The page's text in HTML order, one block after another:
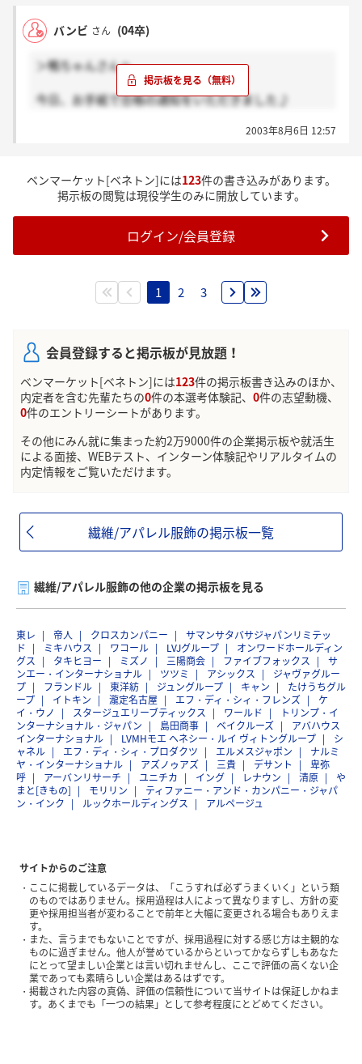
バンビ さん (04卒)
＞鴨ちゃんさんへ
今日、お手紙で合格の通知をいただきました♪
2003年8月6日 12:57
ベンマーケット[ベネトン]には123件の書き込みがあります。
掲示板の閲覧は現役学生のみに開放しています。
ログイン/会員登録
1 2 3
会員登録すると掲示板が見放題！
ベンマーケット[ベネトン]には123件の掲示板書き込みのほか、
内定者を含む先輩たちの0件の本選考体験記、 0件の志望動機、
0件のエントリーシートがあります。
その他にみん就に集まった約2万9000件の企業掲示板や就活生
による面接、WEBテスト、インターン体験記やリアルタイムの
内定情報をご覧いただけます。
繊維/アパレル服飾の掲示板一覧
繊維/アパレル服飾の他の企業の掲示板を見る
東レ 帝人 クロスカンパニー
サマンサタバサジャパンリミテッ
ド
ミキハウス ワコール LVJグループ
オンワードホールディン
グス
タキヒヨー ミズノ 三陽商会 ファイブフォックス
サ
ンエー・インターナショナル
ツツミ アシックス
ジャヴァグルー
プ
フランドル 東洋紡 ジュングループ キャン
たけうちグル
ープ
イトキン 瀧定名古屋 エフ・ディ・シィ・フレンズ
ケ
イ・ウノ
スタージュエリーブティックス ワールド
トリンプ・イ
ンターナショナル・ジャパン
島田商事 ベイクルーズ
アバハウス
インターナショナル
LVMHモエ ヘネシー・ルイ ヴィトングループ
シ
ャネル
エフ・ディ・シィ・プロダクツ エルメスジャポン
ナルミ
ヤ・インターナショナル
アズノゥアズ 三貴 デサント
卑弥
呼
アーバンリサーチ ユニチカ イング レナウン 清原
や
まと[きもの]
モリリン
ティファニー・アンド・カンパニー・ジャパ
ン・インク
ルックホールディングス アルページュ
サイトからのご注意
ここに掲載しているデータは、「こうすれば必ずうまくいく」という類
のものではありません。採用過程は人によって異なりますし、方針の変
更や採用担当者が変わることで前年と大幅に変更される場合もありえま
す。
また、言うまでもないことですが、採用過程に対する感じ方は主観的な
ものに過ぎません。他人が誉めているからといってかならずしもあなた
にとって望ましい企業とは言い切れませんし、ここで評価の高くない企
業であっても素晴らしい企業はあるはずです。
掲載された内容の真偽、評価の信頼性について当サイトは保証しかねま
す。あくまでも「一つの結果」として参考程度にとどめてください。